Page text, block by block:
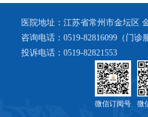
医院地址：江苏省常州市金坛区
咨询电话：0519-82816099（门诊
投诉电话：0519-82821553
微信订阅号 微